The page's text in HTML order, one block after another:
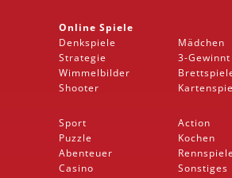
Online Spiele
Denkspiele
Strategie
Wimmelbilder
Shooter
Mädchen
3-Gewinnt
Sport
Puzzle
Abenteuer
Casino
Action
Kochen
Rennspiele
Sonstiges